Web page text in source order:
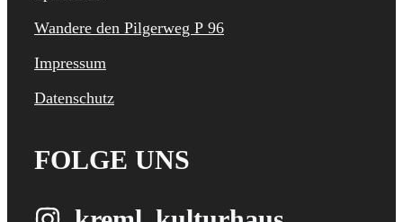
Wandere den Pilgerweg P 96
Impressum
Datenschutz
FOLGE UNS